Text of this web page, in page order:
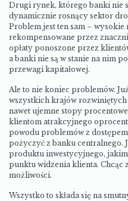
Drugi rynek, którego banki nie
dynamicznie rosnący sektor
Problem jest ten sam – wysokie
rekompensowane przez
opłaty ponoszone przez
a banki nie są w stanie na nim
przewagi kapitałowej.
Ale to nie koniec problemów.
wszystkich krajów rozwiniętych
nawet ujemne stopy
klientom atrakcyjnego
powodu problemów z
pożyczyć z banku centralnego.
produktu inwestycyjnego,
punktu widzenia klienta. Chcąc
możliwości.
Wszystko to składa się na